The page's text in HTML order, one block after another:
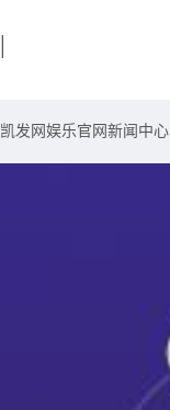
|
凯发网娱乐官网 新闻中心